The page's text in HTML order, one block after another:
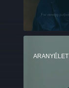
ARANYÉLET